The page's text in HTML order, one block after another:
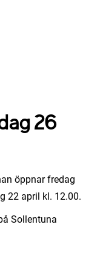
26
öppnar fredag
22 april kl. 12.00.
Sollentuna